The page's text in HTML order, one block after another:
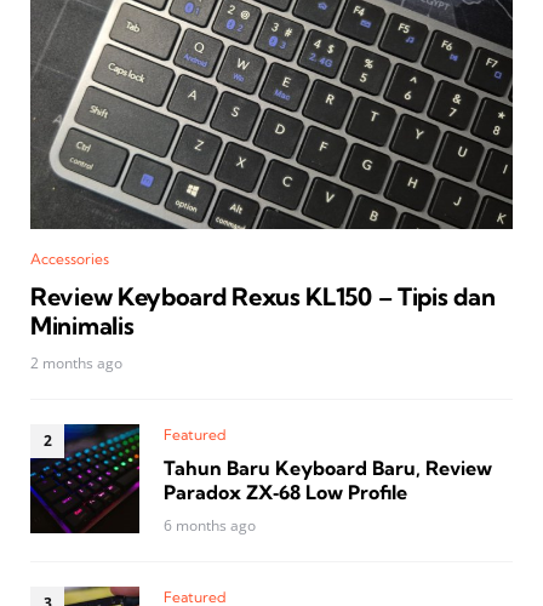
Accessories
Review Keyboard Rexus KL150 – Tipis dan
Minimalis
2 months ago
Featured
Tahun Baru Keyboard Baru, Review
Paradox ZX‑68 Low Profile
6 months ago
Featured